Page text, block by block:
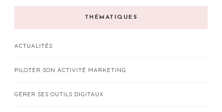
THÉMATIQUES
ACTUALITÉS
PILOTER SON ACTIVITÉ MARKETING
GÉRER SES OUTILS DIGITAUX